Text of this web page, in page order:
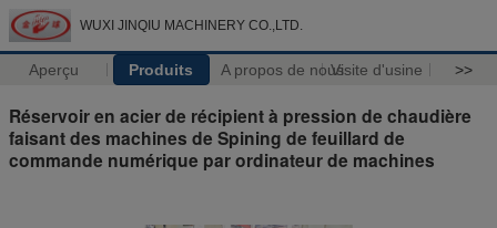
WUXI JINQIU MACHINERY CO.,LTD.
Aperçu Produits A propos de nousVisite d'usine >>
Réservoir en acier de récipient à pression de chaudière
faisant des machines de Spining de feuillard de
commande numérique par ordinateur de machines